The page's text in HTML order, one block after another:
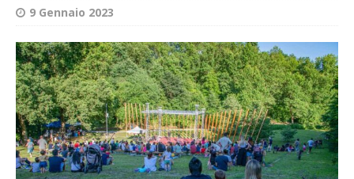
9 Gennaio 2023